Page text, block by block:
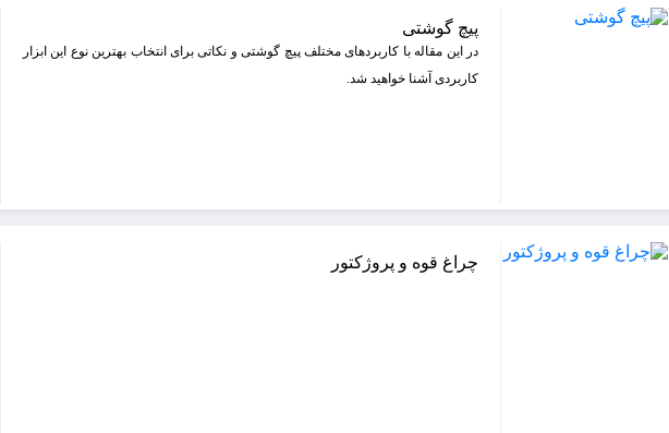
پیچ گوشتی
در این مقاله با کاربردهای مختلف پیچ گوشتی و نکاتی برای انتخاب بهترین نوع این ابزار
کاربردی آشنا خواهید شد.
چراغ قوه و پروژکتور